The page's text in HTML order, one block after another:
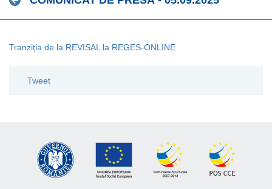
Tranziția de la REVISAL la REGES-ONLINE
Tweet